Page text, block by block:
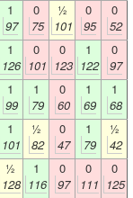
1
97
0
75
½
101
0
95
0
52
1
126
0
101
0
123
1
122
0
97
1
99
1
79
0
60
1
69
1
68
1
101
½
82
0
47
1
79
½
42
½
128
1
116
0
97
0
111
0
125